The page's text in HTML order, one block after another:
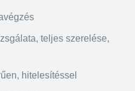
teljes szerelése,
hitelesítéssel